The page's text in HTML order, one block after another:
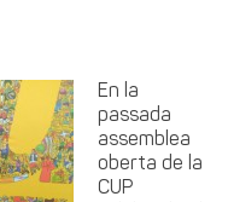
En la
passada
assemblea
oberta de la
CUP